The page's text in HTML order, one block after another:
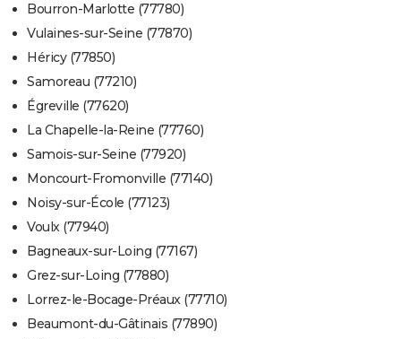
Bourron-Marlotte (77780)
Vulaines-sur-Seine (77870)
Héricy (77850)
Samoreau (77210)
Égreville (77620)
La Chapelle-la-Reine (77760)
Samois-sur-Seine (77920)
Moncourt-Fromonville (77140)
Noisy-sur-École (77123)
Voulx (77940)
Bagneaux-sur-Loing (77167)
Grez-sur-Loing (77880)
Lorrez-le-Bocage-Préaux (77710)
Beaumont-du-Gâtinais (77890)